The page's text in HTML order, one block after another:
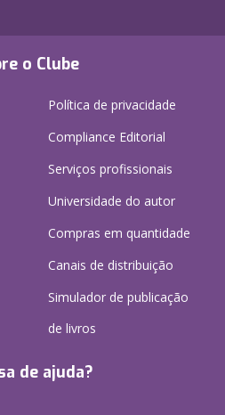
o Clube
Política de privacidade
Compliance Editorial
Serviços profissionais
Universidade do autor
Compras em quantidade
Canais de distribuição
Simulador de publicação
de livros
de ajuda?